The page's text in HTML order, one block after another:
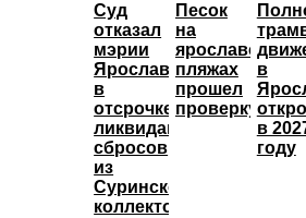
Суд
отказал
мэрии
Ярославля
в
отсрочке
ликвидации
сбросов
из
Суринского
коллектора
Песок
на
ярославских
пляжах
прошел
проверку
в
в
году